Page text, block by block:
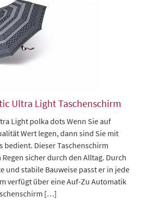
Ultra Light Taschenschirm
Light polka dots Wenn Sie auf
Wert legen, dann sind Sie mit
bedient. Dieser Taschenschirm
sicher durch den Alltag. Durch
und stabile Bauweise passt er in jede
verfügt über eine Auf-Zu Automatik
[…]